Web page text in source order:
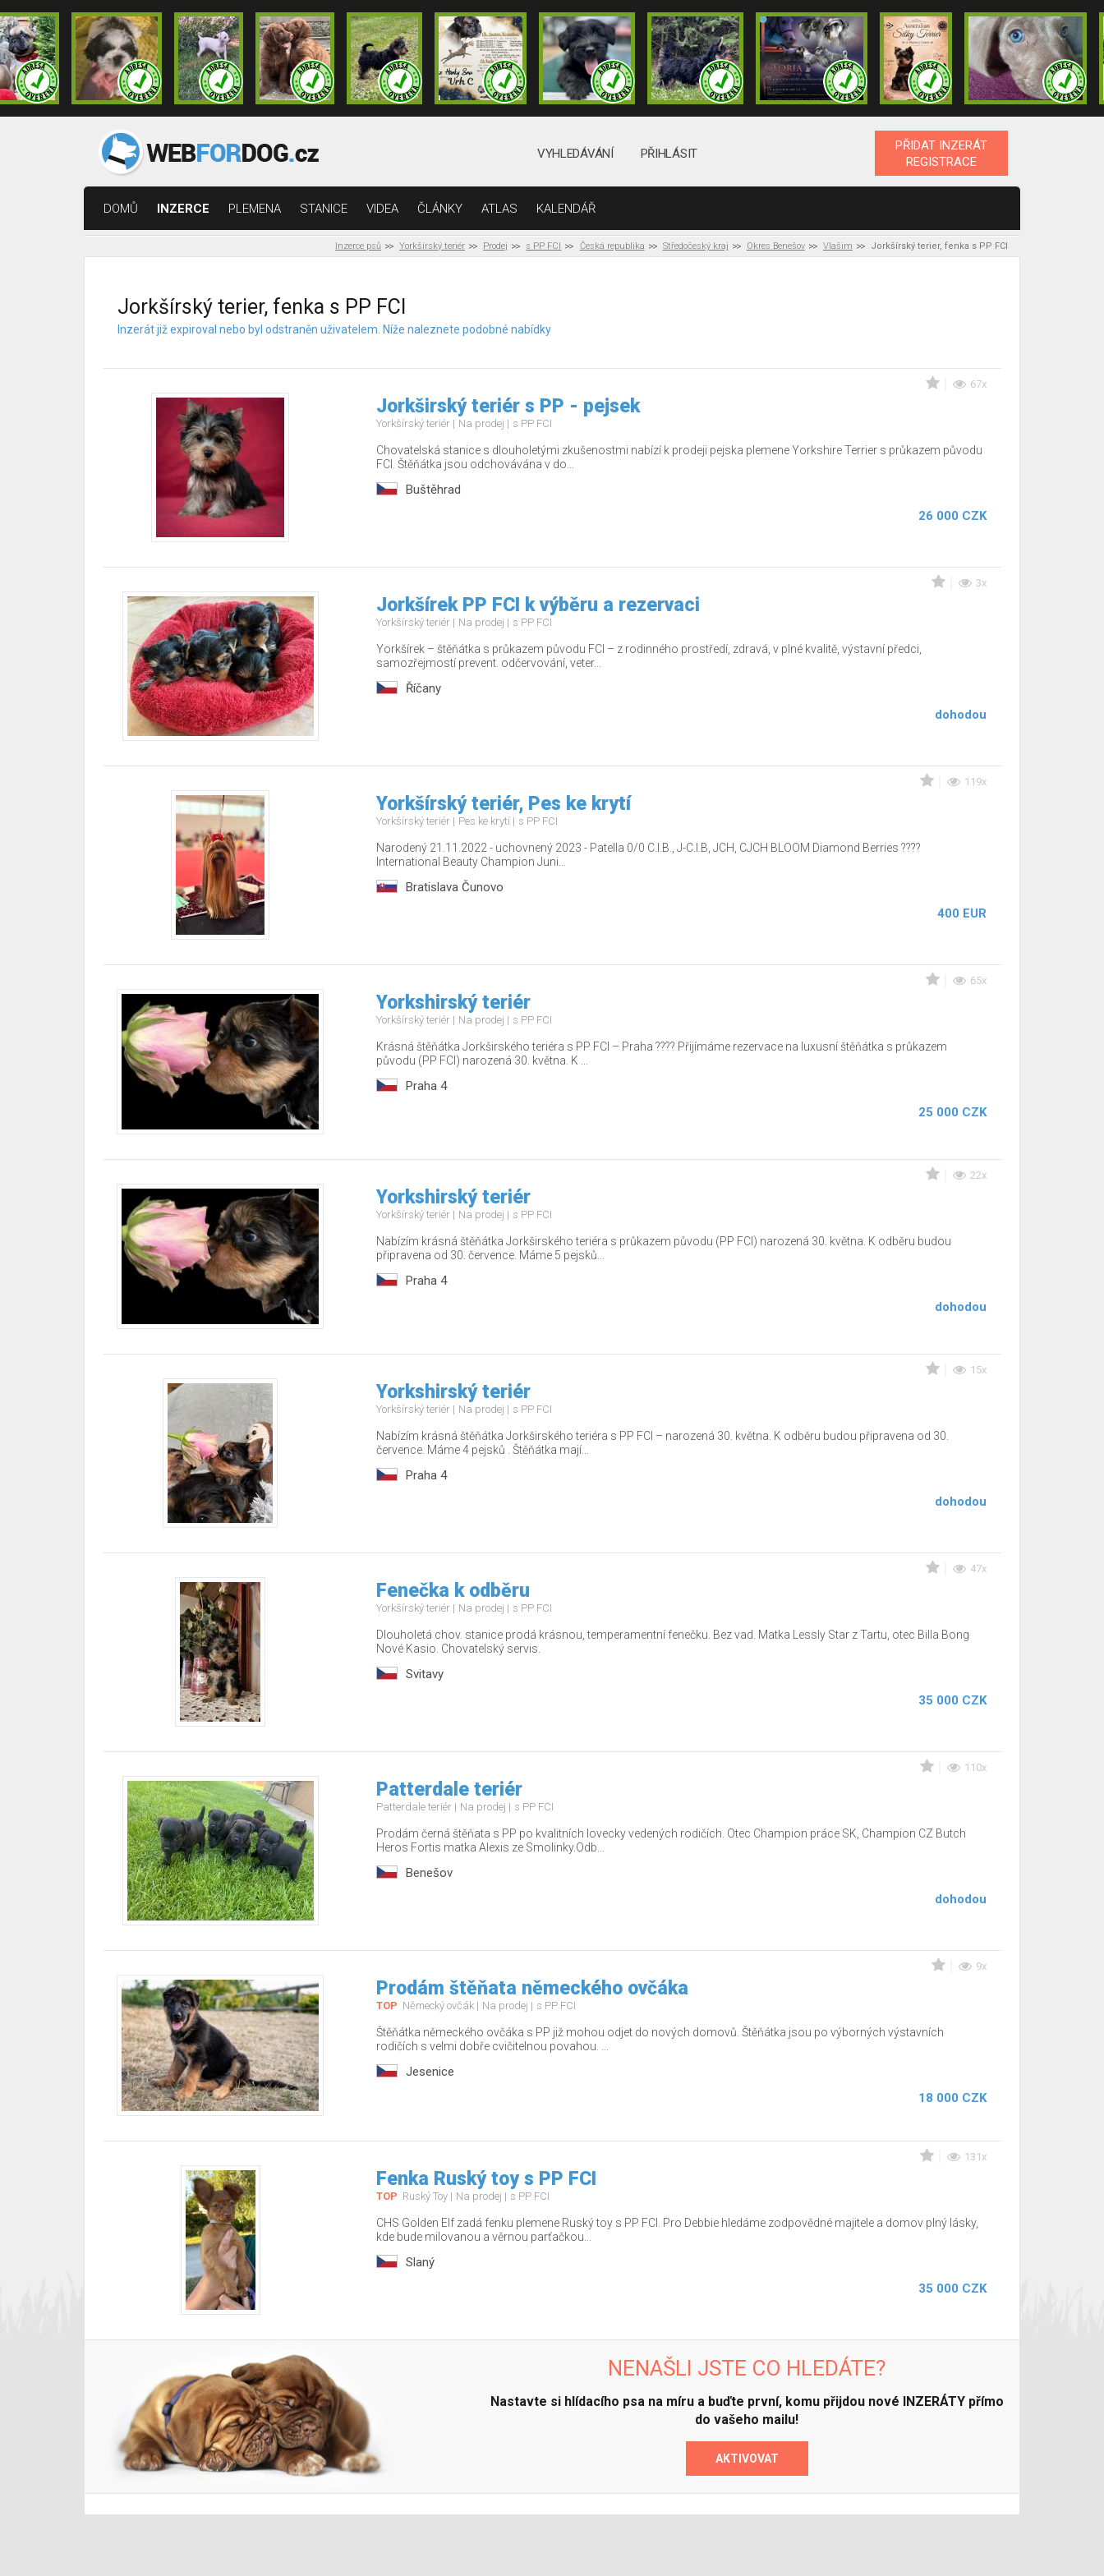
VYHLEDÁVÁNÍ PŘIHLÁSIT
PŘIDAT INZERÁT
REGISTRACE
DOMŮ INZERCE PLEMENA STANICE VIDEA ČLÁNKY ATLAS KALENDÁŘ
Inzerce psů Yorkšírský teriér Prodej s PP FCI Česká republika Středočeský kraj Okres Benešov Vlašim Jorkšírský terier, fenka s PP FCI
Jorkšírský terier, fenka s PP FCI
Inzerát již expiroval nebo byl odstraněn uživatelem. Níže naleznete podobné nabídky
67x
Jorkširský teriér s PP - pejsek
Yorkšírský teriér Na prodej s PP FCI
Chovatelská stanice s dlouholetými zkušenostmi nabízí k prodeji pejska plemene Yorkshire Terrier s průkazem původu
FCI. Štěňátka jsou odchovávána v do...
Buštěhrad
26 000 CZK
3x
Jorkšírek PP FCI k výběru a rezervaci
Yorkšírský teriér Na prodej s PP FCI
Yorkšírek – štěňátka s průkazem původu FCI – z rodinného prostředí, zdravá, v plné kvalitě, výstavní předci,
samozřejmostí prevent. odčervování, veter...
Říčany
dohodou
119x
Yorkšírský teriér, Pes ke krytí
Yorkšírský teriér Pes ke krytí s PP FCI
Narodený 21.11.2022 - uchovnený 2023 - Patella 0/0 C.I.B., J-C.I.B, JCH, CJCH BLOOM Diamond Berries ????
International Beauty Champion Juni...
Bratislava Čunovo
400 EUR
65x
Yorkshirský teriér
Yorkšírský teriér Na prodej s PP FCI
Krásná štěňátka Jorkširského teriéra s PP FCI – Praha ???? Přijímáme rezervace na luxusní štěňátka s průkazem
původu (PP FCI) narozená 30. května. K ...
Praha 4
25 000 CZK
22x
Yorkshirský teriér
Yorkšírský teriér Na prodej s PP FCI
Nabízím krásná štěňátka Jorkširského teriéra s průkazem původu (PP FCI) narozená 30. května. K odběru budou
připravena od 30. července. Máme 5 pejsků...
Praha 4
dohodou
15x
Yorkshirský teriér
Yorkšírský teriér Na prodej s PP FCI
Nabízím krásná štěňátka Jorkširského teriéra s PP FCI – narozená 30. května. K odběru budou připravena od 30.
července. Máme 4 pejsků . Štěňátka mají...
Praha 4
dohodou
47x
Fenečka k odběru
Yorkšírský teriér Na prodej s PP FCI
Dlouholetá chov. stanice prodá krásnou, temperamentní fenečku. Bez vad. Matka Lessly Star z Tartu, otec Billa Bong
Nové Kasio. Chovatelský servis.
Svitavy
35 000 CZK
110x
Patterdale teriér
Patterdale teriér Na prodej s PP FCI
Prodám černá štěňata s PP po kvalitních lovecky vedených rodičích. Otec Champion práce SK, Champion CZ Butch
Heros Fortis matka Alexis ze Smolinky.Odb...
Benešov
dohodou
9x
Prodám štěňata německého ovčáka
TOP Německý ovčák Na prodej s PP FCI
Štěňátka německého ovčáka s PP již mohou odjet do nových domovů. Štěňátka jsou po výborných výstavních
rodičích s velmi dobře cvičitelnou povahou. ...
Jesenice
18 000 CZK
131x
Fenka Ruský toy s PP FCI
TOP Ruský Toy Na prodej s PP FCI
CHS Golden Elf zadá fenku plemene Ruský toy s PP FCI. Pro Debbie hledáme zodpovědné majitele a domov plný lásky,
kde bude milovanou a věrnou parťačkou...
Slaný
35 000 CZK
NENAŠLI JSTE CO HLEDÁTE?
Nastavte si hlídacího psa na míru a buďte první, komu přijdou nové INZERÁTY přímo
do vašeho mailu!
AKTIVOVAT